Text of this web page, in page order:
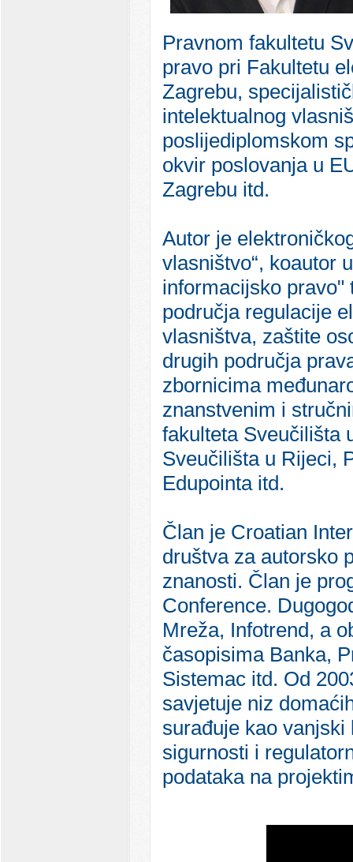
Pravnom fakultetu
pravo pri Fakultetu
Zagrebu,
intelektualnog
poslijediplomskom
okvir poslovanja u
Zagrebu itd.
Autor je
vlasništvo“, koautor
informacijsko pravo"
područja regulacije
vlasništva, zaštite
drugih područja
zbornicima
znanstvenim i
fakulteta Sveučilišta
Sveučilišta u Rijeci,
Edupointa itd.
Član je Croatian
društva za autorsko
znanosti. Član je
Conference.
Mreža, Infotrend, a
časopisima Banka,
Sistemac itd. Od
savjetuje niz
surađuje kao
sigurnosti i
podataka na